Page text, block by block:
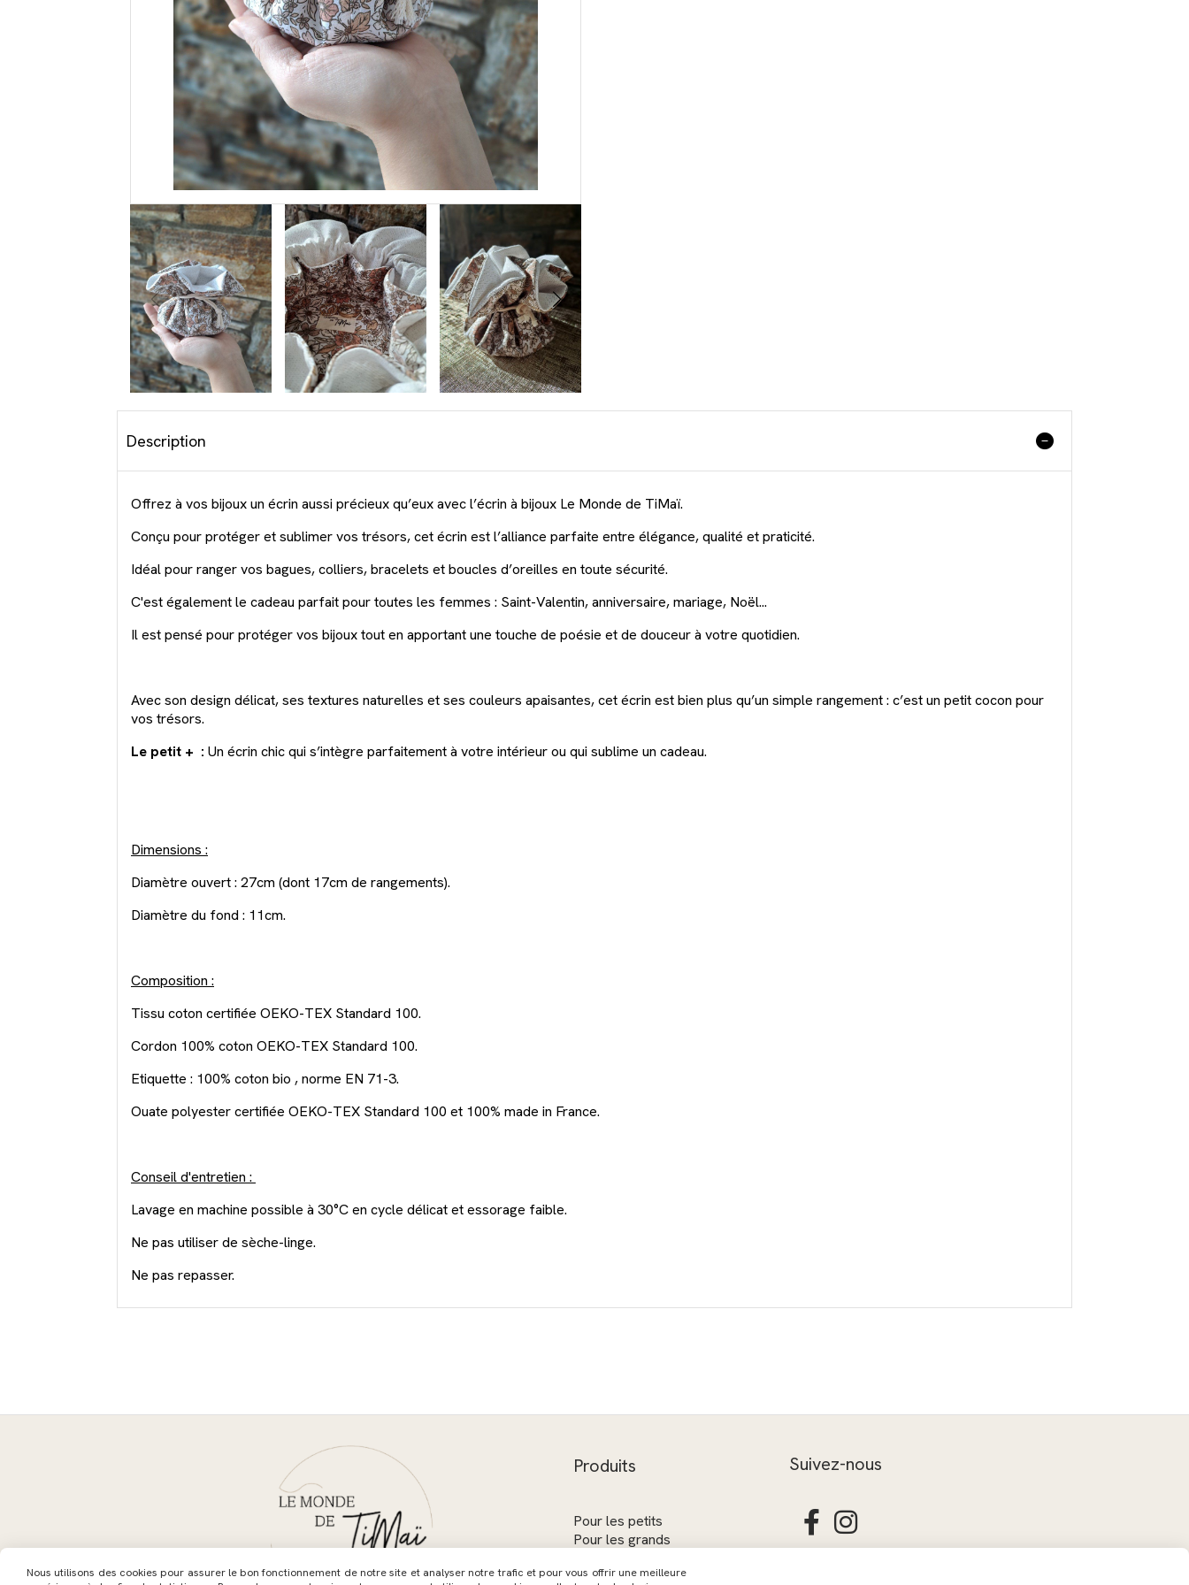
Description
Offrez à vos bijoux un écrin aussi précieux qu’eux avec l’écrin à bijoux Le Monde de TiMaï.
Conçu pour protéger et sublimer vos trésors, cet écrin est l’alliance parfaite entre élégance, qualité et praticité.
Idéal pour ranger vos bagues, colliers, bracelets et boucles d’oreilles en toute sécurité.
C'est également le cadeau parfait pour toutes les femmes : Saint-Valentin, anniversaire, mariage, Noël...
Il est pensé pour protéger vos bijoux tout en apportant une touche de poésie et de douceur à votre quotidien.
Avec son design délicat, ses textures naturelles et ses couleurs apaisantes, cet écrin est bien plus qu’un simple rangement : c’est un petit cocon pour
vos trésors.
Le petit + : Un écrin chic qui s’intègre parfaitement à votre intérieur ou qui sublime un cadeau.
Dimensions :
Diamètre ouvert : 27cm (dont 17cm de rangements).
Diamètre du fond : 11cm.
Composition :
Tissu coton certifiée OEKO-TEX Standard 100.
Cordon 100% coton OEKO-TEX Standard 100.
Etiquette : 100% coton bio , norme EN 71-3.
Ouate polyester certifiée OEKO-TEX Standard 100 et 100% made in France.
Conseil d'entretien :
Lavage en machine possible à 30°C en cycle délicat et essorage faible.
Ne pas utiliser de sèche-linge.
Ne pas repasser.
Produits
Pour les petits
Pour les grands
Coffrets cadeaux
Suivez-nous
 
Nous utilisons des cookies pour assurer le bon fonctionnement de notre site et analyser notre trafic et pour vous offrir une meilleure